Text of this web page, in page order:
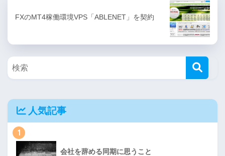
FXのMT4稼働環境VPS「ABLENET」を契約
人気記事
1
会社を辞める同期に思うこと